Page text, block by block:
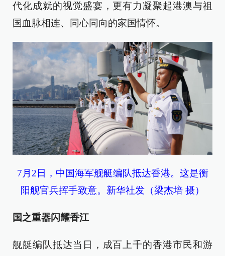
代化成就的视觉盛宴，更有力凝聚起港澳与祖
国血脉相连、同心同向的家国情怀。
7月2日，中国海军舰艇编队抵达香港。这是衡
阳舰官兵挥手致意。新华社发（梁杰培 摄）
国之重器闪耀香江
舰艇编队抵达当日，成百上千的香港市民和游